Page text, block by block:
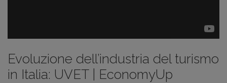
Evoluzione dell’industria del turismo
in Italia: UVET | EconomyUp